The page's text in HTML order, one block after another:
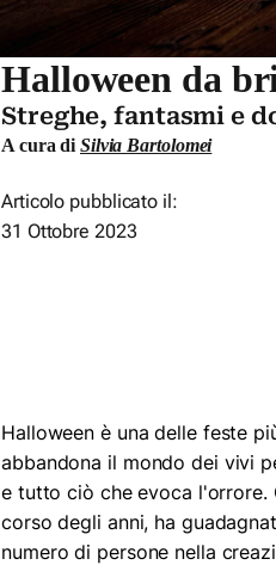
Halloween da
Streghe, fantasmi e
A cura di Silvia Bartolomei
Articolo pubblicato il:
31 Ottobre 2023
Halloween è una delle feste
abbandona il mondo dei vivi
e tutto ciò che evoca l'orrore.
corso degli anni, ha
numero di persone nella